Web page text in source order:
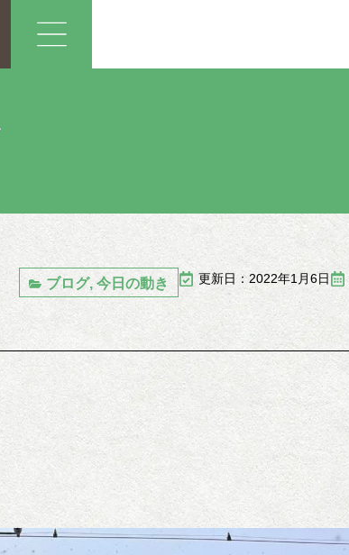
更新日：2022年1月6日
ブログ,今日の動き